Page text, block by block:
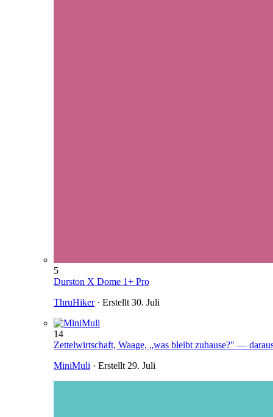
5
Durston X Dome 1+ Pro
ThruHiker· Erstellt 30. Juli
14
Zettelwirtschaft, Waage, „was bleibt zuhause?" —
MiniMuli · Erstellt 29. Juli